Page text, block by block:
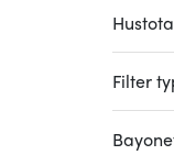
Filter